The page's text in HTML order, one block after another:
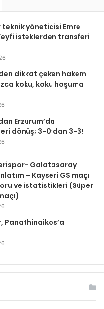
yöneticisi Emre
isteklerden transferi
dikkat çeken hakem
koku, koku hoşuma
Erzurum’da
dönüş; 3-0’dan 3-3!
Galatasaray
– Kayseri GS maçı
ve istatistikleri (Süper
Panathinaikos’a